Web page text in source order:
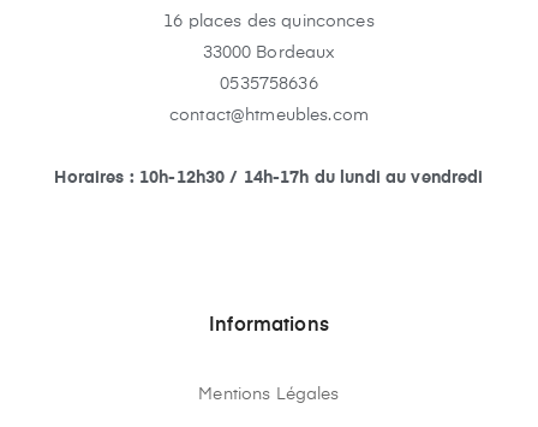
16 places des quinconces
33000 Bordeaux
0535758636
contact@htmeubles.com
Horaires : 10h-12h30 / 14h-17h du lundi au vendredi
Informations
Mentions Légales